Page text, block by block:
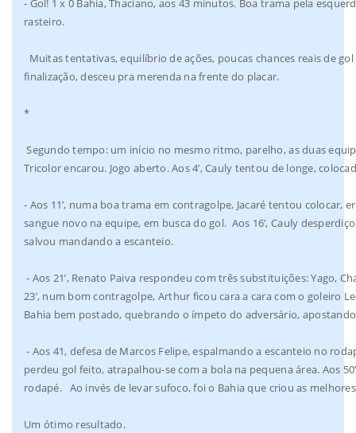
- Gol! 1 x 0 Bahia, Thaciano, aos 43 minutos. Boa trama pela
rasteiro.
Muitas tentativas, equilíbrio de ações, poucas chances reais de
finalização, desceu pra merenda na frente do placar.
*
Segundo tempo: um início no mesmo ritmo, parelho, as duas
Tricolor encarou. Jogo aberto. Aos 4’, Cauly tentou de longe,
- Aos 11’, numa boa trama em contragolpe, Jacaré tentou
sangue novo na equipe, em busca do gol. Aos 16’, Cauly
salvou mandando a escanteio.
- Aos 21’, Renato Paiva respondeu com três substituições: Yago,
23’, num bom contragolpe, Arthur ficou cara a cara com o goleiro
Bahia bem postado, quebrando o ímpeto do adversário,
- Aos 41, defesa de Marcos Felipe, espalmando a escanteio no
perdeu gol feito, atrapalhou-se com a bola na pequena área. Aos
rodapé. Ao invés de levar sufoco, foi o Bahia que criou as
Um ótimo resultado.